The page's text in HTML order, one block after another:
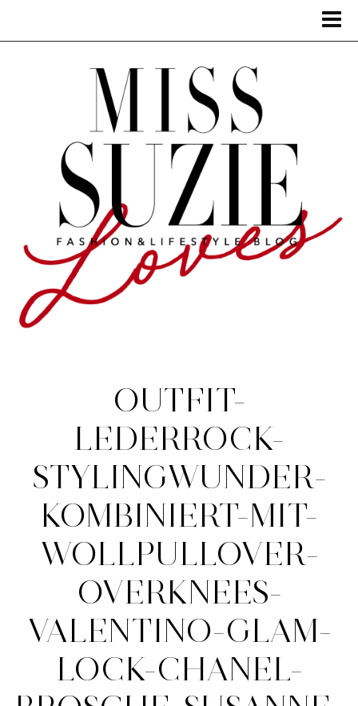
OUTFIT-
LEDERROCK-
STYLINGWUNDER-
KOMBINIERT-MIT-
WOLLPULLOVER-
OVERKNEES-
VALENTINO-GLAM-
LOCK-CHANEL-